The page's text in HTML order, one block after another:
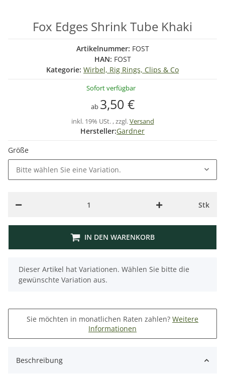
Fox Edges Shrink Tube Khaki
Artikelnummer: FOST
HAN: FOST
Kategorie: Wirbel, Rig Rings, Clips & Co
Sofort verfügbar
ab 3,50 €
inkl. 19% USt. , zzgl.Versand
Hersteller:Gardner
Größe
Bitte wählen Sie eine Variation.
Stk
IN DEN WARENKORB
x
Dieser Artikel hat Variationen. Wählen Sie bitte die
gewünschte Variation aus.
Sie möchten in monatlichen Raten zahlen? Weitere
Informationen
Beschreibung